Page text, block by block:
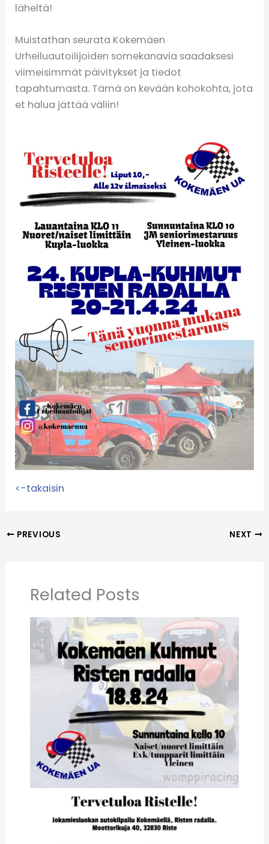
läheltä!
Muistathan seurata Kokemäen
Urheiluautoilijoiden somekanavia saadaksesi
viimeisimmät päivitykset ja tiedot
tapahtumasta. Tämä on kevään kohokohta, jota
et halua jättää väliin!
<-takaisin
PREVIOUS NEXT
Related Posts